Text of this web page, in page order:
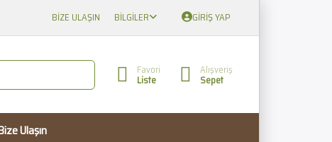
BIZE ULAŞIN BILGILER GIRIŞ YAP
Favori
Liste
Alışveriş
Sepet
Ulaşın